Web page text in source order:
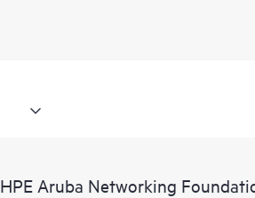
HPE Aruba Networking